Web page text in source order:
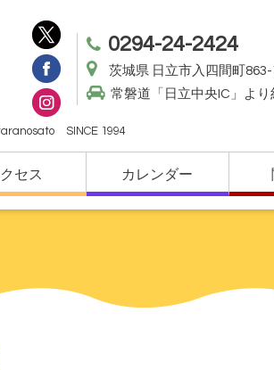
0294-24-2424
茨城県 日立市入四間町863-
常磐道「日立中央IC」より
SINCE 1994
セス カレンダー